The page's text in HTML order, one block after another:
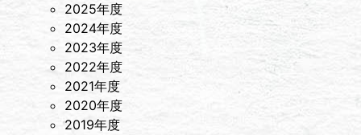
2025年度
2024年度
2023年度
2022年度
2021年度
2020年度
2019年度